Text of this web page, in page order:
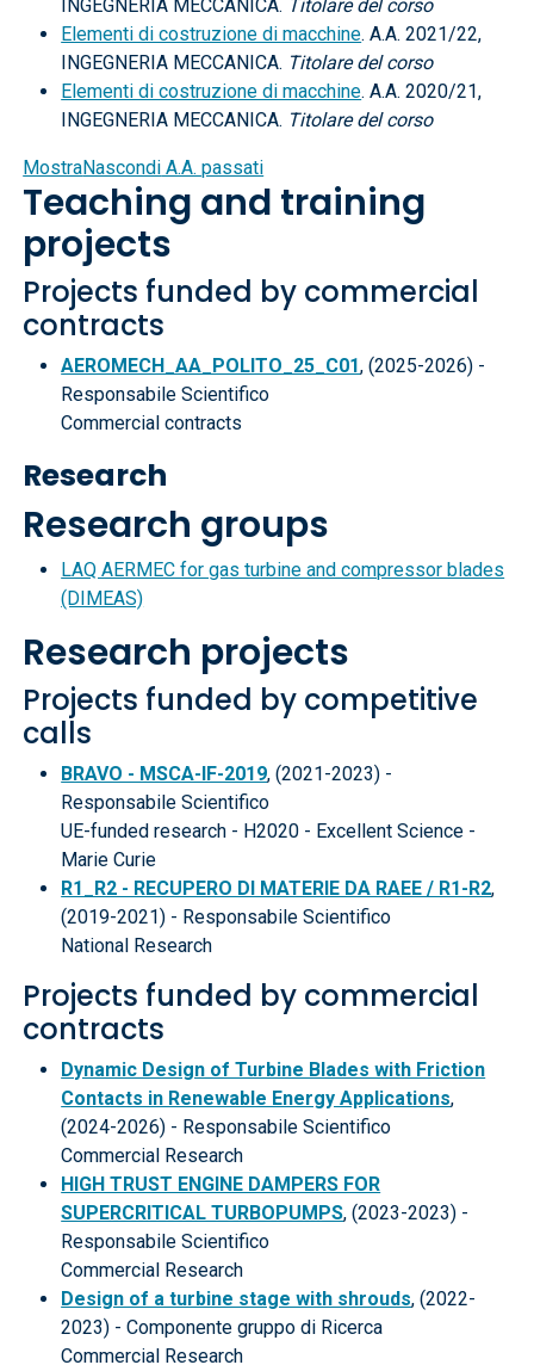
INGEGNERIA MECCANICA. Titolare del corso
Elementi di costruzione di macchine. A.A. 2021/22,
INGEGNERIA MECCANICA. Titolare del corso
Elementi di costruzione di macchine. A.A. 2020/21,
INGEGNERIA MECCANICA. Titolare del corso
MostraNascondi A.A. passati
Teaching and training
projects
Projects funded by commercial
contracts
AEROMECH_AA_POLITO_25_C01, (2025-2026) -
Responsabile Scientifico
Commercial contracts
Research
Research groups
LAQ AERMEC for gas turbine and compressor blades
(DIMEAS)
Research projects
Projects funded by competitive
calls
BRAVO - MSCA-IF-2019, (2021-2023) -
Responsabile Scientifico
UE-funded research - H2020 - Excellent Science -
Marie Curie
R1_R2 - RECUPERO DI MATERIE DA RAEE / R1-R2,
(2019-2021) - Responsabile Scientifico
National Research
Projects funded by commercial
contracts
Dynamic Design of Turbine Blades with Friction
Contacts in Renewable Energy Applications,
(2024-2026) - Responsabile Scientifico
Commercial Research
HIGH TRUST ENGINE DAMPERS FOR
SUPERCRITICAL TURBOPUMPS, (2023-2023) -
Responsabile Scientifico
Commercial Research
Design of a turbine stage with shrouds, (2022-
2023) - Componente gruppo di Ricerca
Commercial Research